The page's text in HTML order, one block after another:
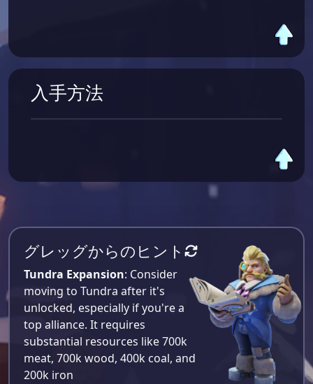
入手方法
グレッグからのヒント
Tundra Expansion: Consider
moving to Tundra after it's
unlocked, especially if you're a
top alliance. It requires
substantial resources like 700k
meat, 700k wood, 400k coal, and
200k iron​